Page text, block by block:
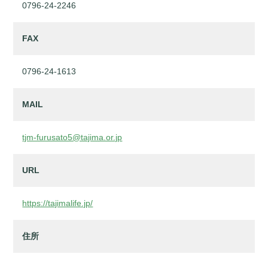
0796-24-2246
FAX
0796-24-1613
MAIL
tjm-furusato5@tajima.or.jp
URL
https://tajimalife.jp/
住所